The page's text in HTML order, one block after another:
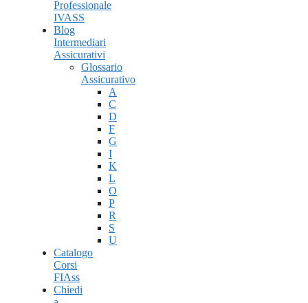
Professionale
IVASS
Blog
Intermediari
Assicurativi
Glossario
Assicurativo
A
C
D
F
G
I
K
L
O
P
R
S
U
Catalogo
Corsi
FIAss
Chiedi